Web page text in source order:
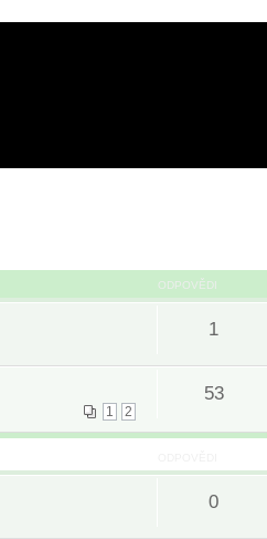
ODPOVĚDI
1
1 2
53
0